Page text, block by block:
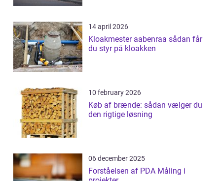
14 april 2026
Kloakmester aabenraa sådan får
du styr på kloakken
10 february 2026
Køb af brænde: sådan vælger du
den rigtige løsning
06 december 2025
Forståelsen af PDA Måling i